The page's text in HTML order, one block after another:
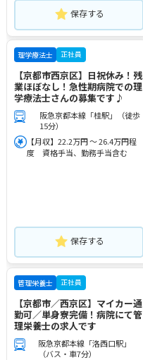
保存する
理学療法士 正社員
【京都市西京区】日祝休み！残
業ほぼなし！急性期病院での理
学療法士さんの募集です♪
阪急京都本線「桂駅」（徒歩
15分）
【月収】22.2万円 ～ 26.4万円程
度 資格手当、勤務手当含む
保存する
管理栄養士 正社員
【京都市／西京区】マイカー通
勤可／単身寮完備！病院にて管
理栄養士の求人です
阪急京都本線「洛西口駅」
（バス・車7分）